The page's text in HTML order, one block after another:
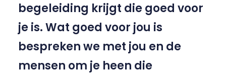
begeleiding krijgt die goed voor
je is. Wat goed voor jou is
bespreken we met jou en de
mensen om je heen die